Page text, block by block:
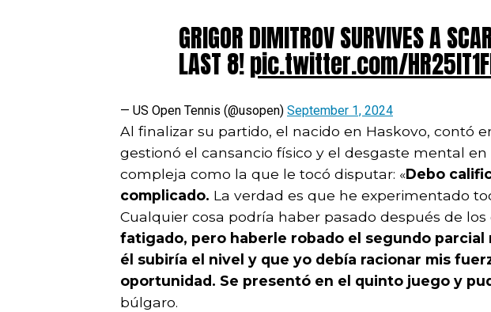
GRIGOR DIMITROV SURVIVES A
LAST 8!pic.twitter.com/
— US Open Tennis (@usopen) September 1, 2024
Al finalizar su partido, el nacido en Haskovo, contó
gestionó el cansancio físico y el desgaste mental
compleja como la que le tocó disputar: «Debo
complicado. La verdad es que he experimentado
Cualquier cosa podría haber pasado después de los
fatigado, pero haberle robado el segundo parcial
él subiría el nivel y que yo debía racionar mis
oportunidad. Se presentó en el quinto juego y
búlgaro.